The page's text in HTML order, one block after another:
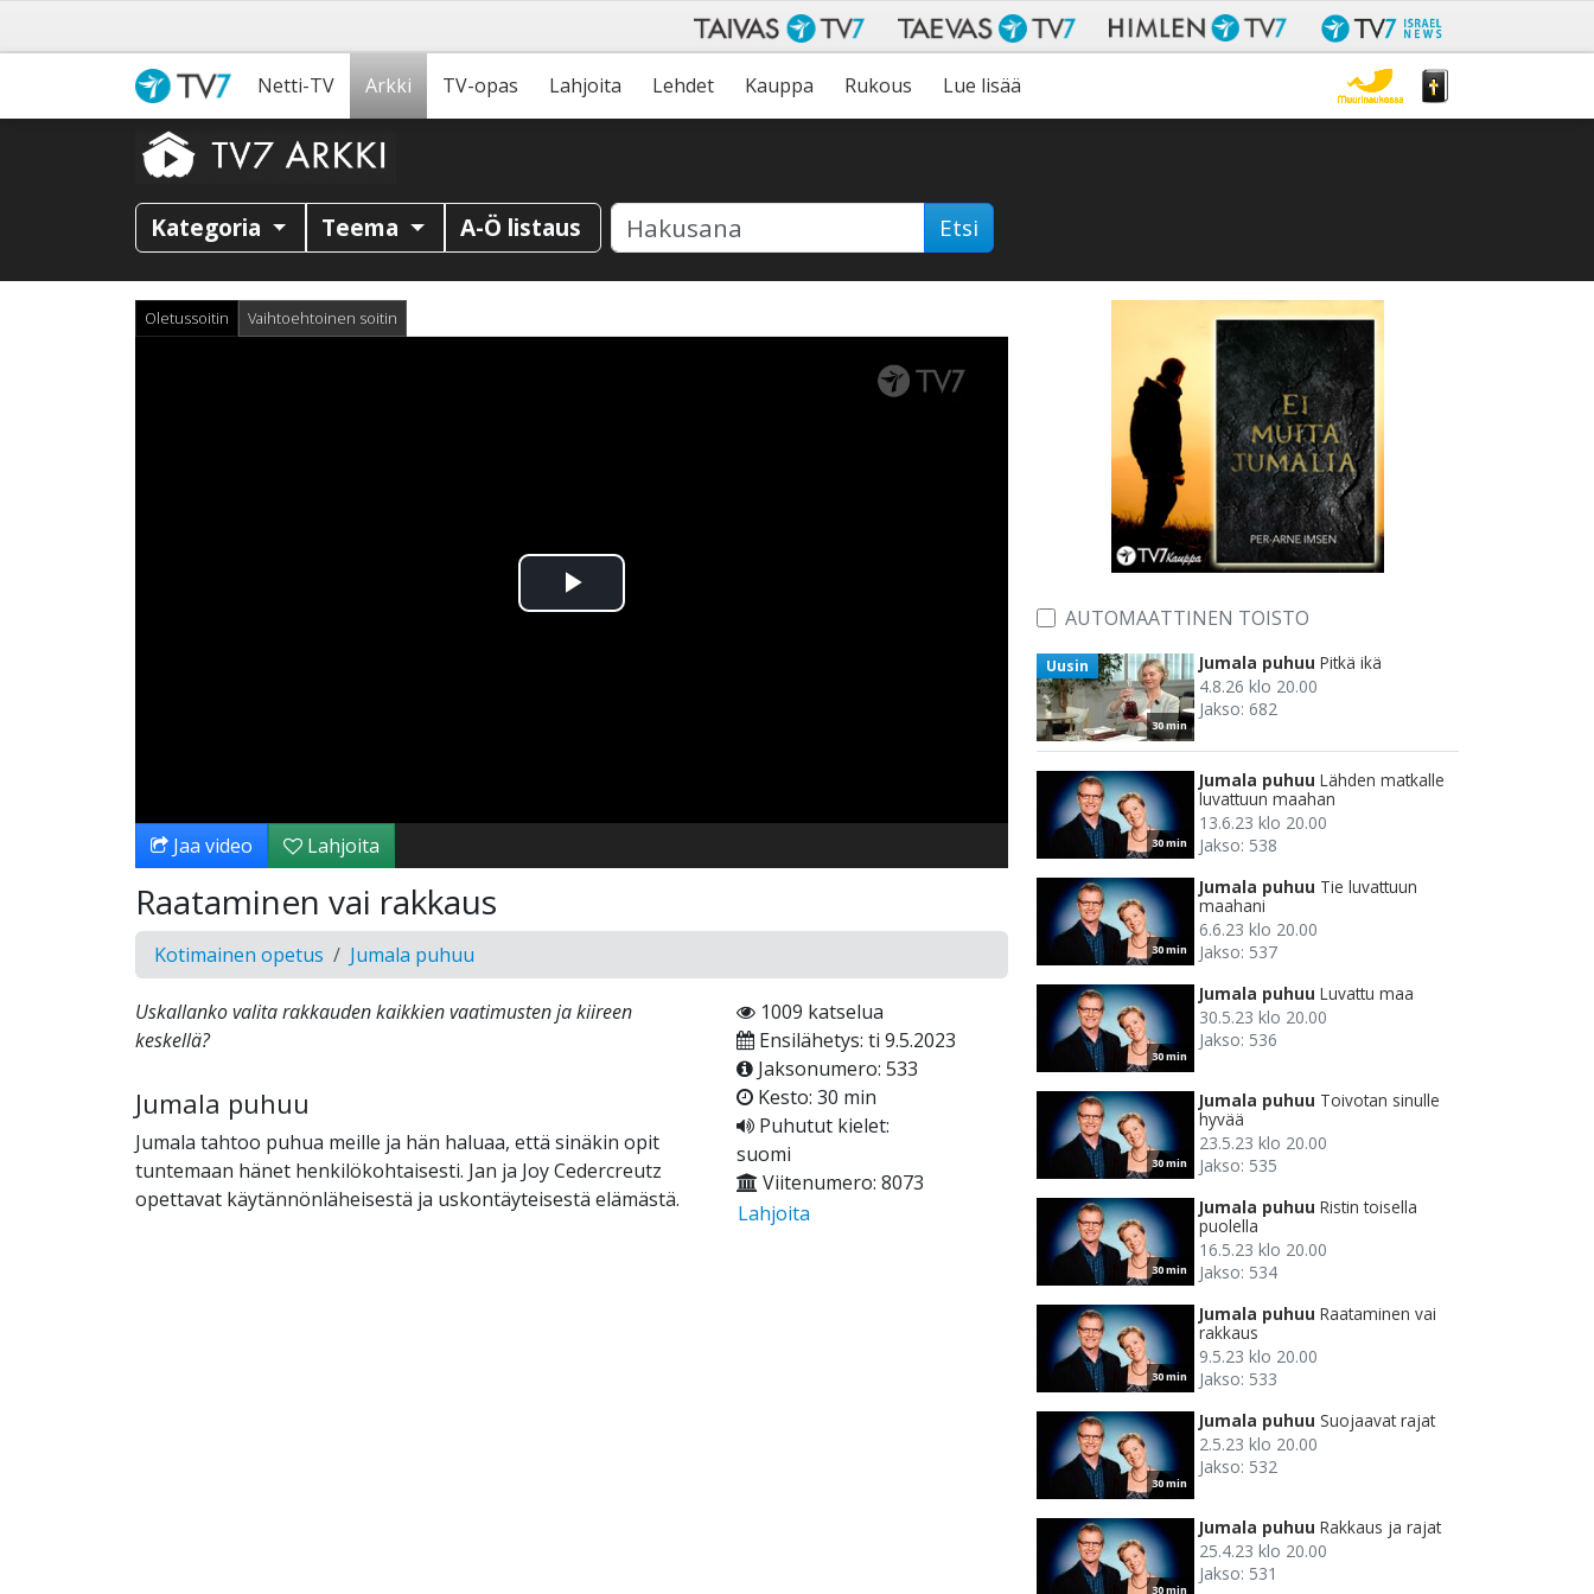
Netti-TV Arkki TV-opas Lahjoita Lehdet Kauppa Rukous Lue lisää
Kategoria Teema A-Ö listaus Etsi
Oletussoitin Vaihtoehtoinen soitin
Toista
Jaa video Lahjoita
Raataminen vai rakkaus
Kotimainen opetus Jumala puhuu
Uskallanko valita rakkauden kaikkien vaatimusten ja kiireen
keskellä?
Jumala puhuu
Jumala tahtoo puhua meille ja hän haluaa, että sinäkin opit
tuntemaan hänet henkilökohtaisesti. Jan ja Joy Cedercreutz
opettavat käytännönläheisestä ja uskontäyteisestä elämästä.
1009 katselua
Ensilähetys: ti 9.5.2023
Jaksonumero: 533
Kesto: 30 min
Puhutut kielet:
suomi
Viitenumero: 8073
Lahjoita
AUTOMAATTINEN TOISTO
30 min
Uusin Jumala puhuu Pitkä ikä
4.8.26 klo 20.00
Jakso: 682
30 min
Jumala puhuu Lähden matkalle
luvattuun maahan
13.6.23 klo 20.00
Jakso: 538
30 min
Jumala puhuu Tie luvattuun
maahani
6.6.23 klo 20.00
Jakso: 537
30 min
Jumala puhuu Luvattu maa
30.5.23 klo 20.00
Jakso: 536
30 min
Jumala puhuu Toivotan sinulle
hyvää
23.5.23 klo 20.00
Jakso: 535
30 min
Jumala puhuu Ristin toisella
puolella
16.5.23 klo 20.00
Jakso: 534
30 min
Jumala puhuu Raataminen vai
rakkaus
9.5.23 klo 20.00
Jakso: 533
30 min
Jumala puhuu Suojaavat rajat
2.5.23 klo 20.00
Jakso: 532
30 min
Jumala puhuu Rakkaus ja rajat
25.4.23 klo 20.00
Jakso: 531